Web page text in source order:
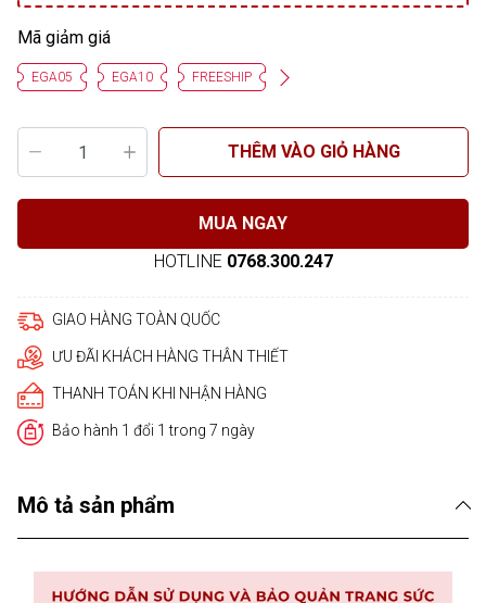
Mã giảm giá
EGA05 EGA10 FREESHIP
THÊM VÀO GIỎ HÀNG
MUA NGAY
HOTLINE 0768.300.247
GIAO HÀNG TOÀN QUỐC
ƯU ĐÃI KHÁCH HÀNG THÂN THIẾT
THANH TOÁN KHI NHẬN HÀNG
Bảo hành 1 đổi 1 trong 7 ngày
Mô tả sản phẩm